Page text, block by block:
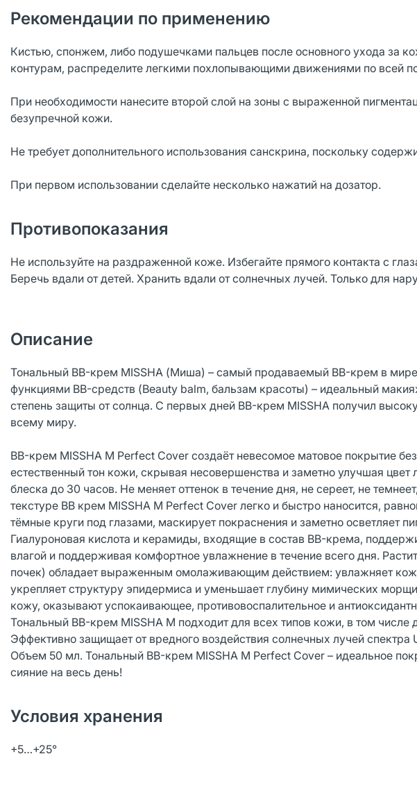
Рекомендации по применению
Кистью, спонжем, либо подушечками пальцев после основного ухода за
контурам, распределите легкими похлопывающими движениями по всей
При необходимости нанесите второй слой на зоны с выраженной
безупречной кожи.
Не требует дополнительного использования санскрина, поскольку
При первом использовании сделайте несколько нажатий на дозатор.
Противопоказания
Не используйте на раздраженной коже. Избегайте прямого контакта с
Беречь вдали от детей. Хранить вдали от солнечных лучей. Только для
Описание
Тональный BB-крем MISSHA (Миша) – самый продаваемый BB-крем в
функциями BB-средств (Beauty balm, бальзам красоты) – идеальный
степень защиты от солнца. С первых дней BB-крем MISSHA получил
всему миру.
BB-крем MISSHA M Perfect Cover создаёт невесомое матовое покрытие
естественный тон кожи, скрывая несовершенства и заметно улучшая
блеска до 30 часов. Не меняет оттенок в течение дня, не сереет, не
текстуре BB крем MISSHA М Perfect Cover легко и быстро наносится,
тёмные круги под глазами, маскирует покраснения и заметно осветляет
Гиалуроновая кислота и керамиды, входящие в состав BB-крема,
влагой и поддерживая комфортное увлажнение в течение всего дня.
почек) обладает выраженным омолаживающим действием: увлажняет
укрепляет структуру эпидермиса и уменьшает глубину мимических
кожу, оказывают успокаивающее, противовоспалительное и
Тональный BB-крем MISSHA M подходит для всех типов кожи, в том числе
Эффективно защищает от вредного воздействия солнечных лучей
Объем 50 мл. Тональный BB-крем MISSHA M Perfect Cover – идеальное
сияние на весь день!
Условия хранения
+5…+25°